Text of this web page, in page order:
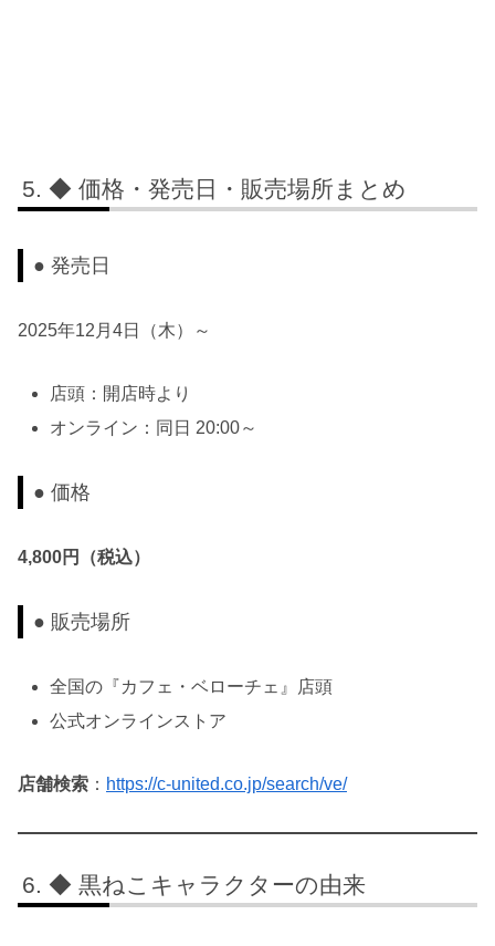
◆ 価格・発売日・販売場所まとめ
● 発売日
2025年12月4日（木）～
店頭：開店時より
オンライン：同日 20:00～
● 価格
4,800円（税込）
● 販売場所
全国の『カフェ・ベローチェ』店頭
公式オンラインストア
店舗検索 ： https://c-united.co.jp/search/ve/
◆ 黒ねこキャラクターの由来